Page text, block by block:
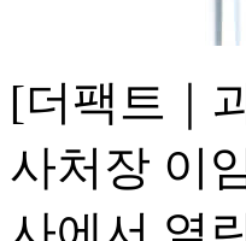
[더팩트｜
사처장 이